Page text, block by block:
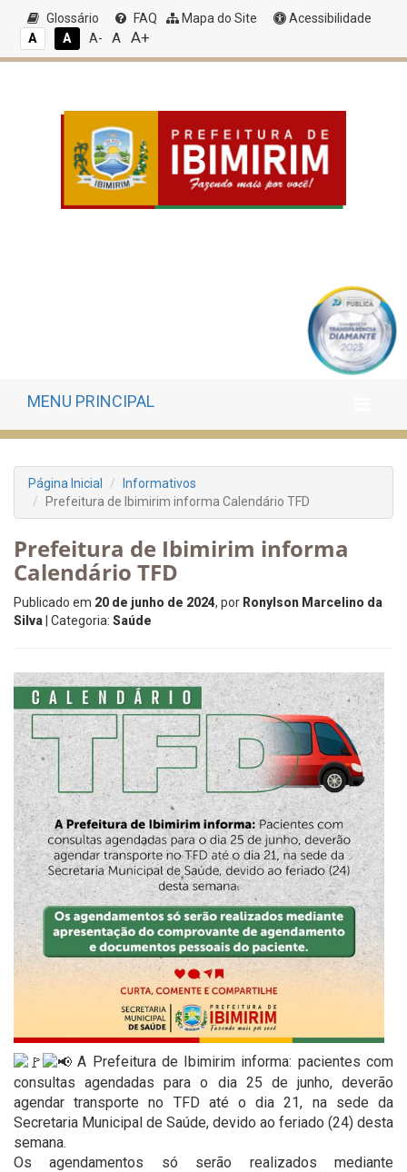
Glossário FAQ Mapa do Site
Acessibilidade
A
A A- A A+
MENU PRINCIPAL
Página Inicial
Informativos
Prefeitura de Ibimirim informa Calendário TFD
Prefeitura de Ibimirim informa
Calendário TFD
Publicado em 20 de junho de 2024, por Ronylson Marcelino da
Silva | Categoria: Saúde
A Prefeitura de Ibimirim informa: pacientes com
consultas agendadas para o dia 25 de junho, deverão
agendar transporte no TFD até o dia 21, na sede da
Secretaria Municipal de Saúde, devido ao feriado (24) desta
semana.
Os agendamentos só serão realizados mediante